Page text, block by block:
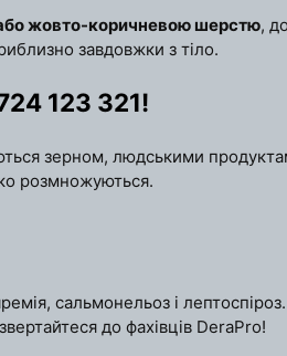
або жовто-коричневою шерстю,
завдовжки з тіло.
123 321!
зерном, людськими
розмножуються.
сальмонельоз і
до фахівців DeraPro!